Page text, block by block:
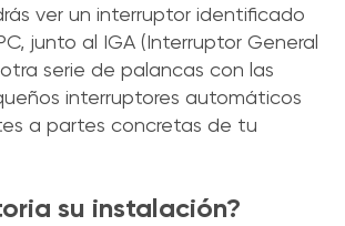
ver un interruptor identificado
junto al IGA (Interruptor General
serie de palancas con las
interruptores automáticos
a partes concretas de tu
su instalación?